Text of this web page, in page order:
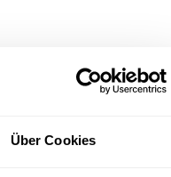
Über Cookies